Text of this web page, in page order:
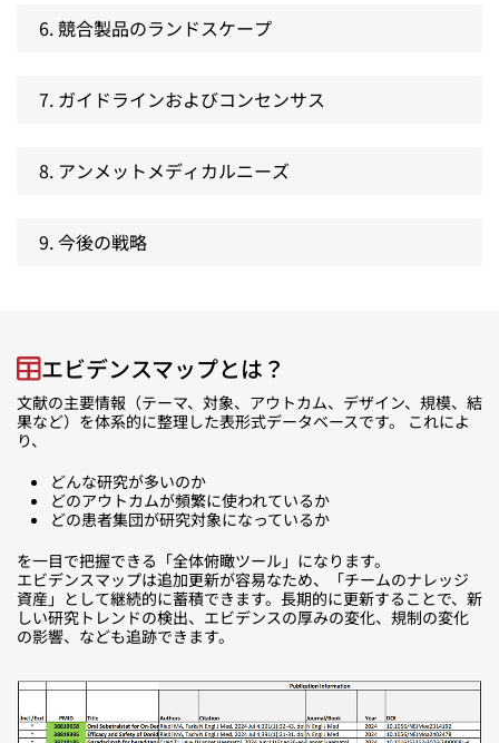
6. 競合製品のランドスケープ
7. ガイドラインおよびコンセンサス
8. アンメットメディカルニーズ
9. 今後の戦略
エビデンスマップとは？
文献の主要情報（テーマ、対象、アウトカム、デザイン、規模、結
果など）を体系的に整理した表形式データベースです。 これによ
り、
どんな研究が多いのか
どのアウトカムが頻繁に使われているか
どの患者集団が研究対象になっているか
を一目で把握できる「全体俯瞰ツール」になります。
エビデンスマップは追加更新が容易なため、「チームのナレッジ
資産」として継続的に蓄積できます。長期的に更新することで、新
しい研究トレンドの検出、エビデンスの厚みの変化、規制の変化
の影響、なども追跡できます。